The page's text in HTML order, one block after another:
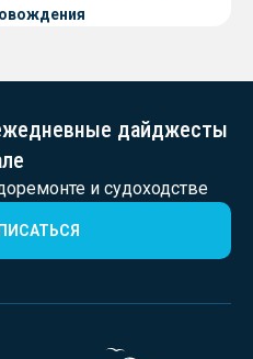
дайджесты
и судоходстве